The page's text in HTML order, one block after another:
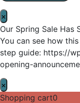
×
Our Spring Sale Has
You can see how
step guide: https://
opening-
×
Shopping cart0